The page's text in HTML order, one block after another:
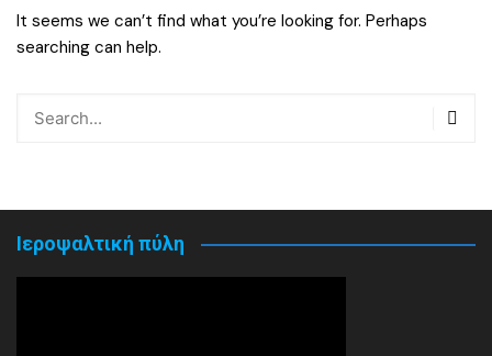
It seems we can’t find what you’re looking for. Perhaps
searching can help.
Ιεροψαλτική πύλη